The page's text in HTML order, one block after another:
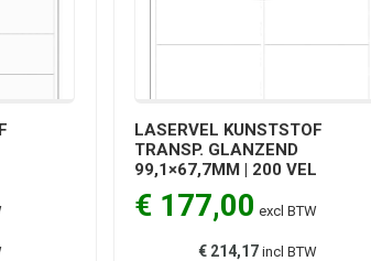
LASERVEL KUNSTSTOF
TRANSP. GLANZEND
99,1×67,7MM | 200 VEL
€ 177,00 excl BTW
€ 214,17incl BTW